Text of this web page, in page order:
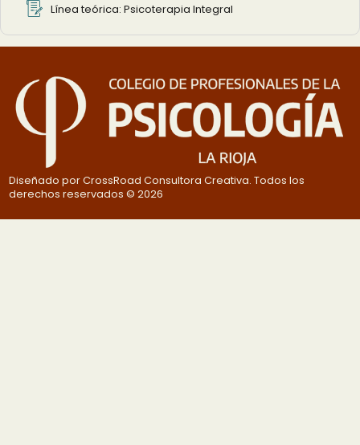
Línea teórica: Psicoterapia Integral
Diseñado por CrossRoad Consultora Creativa. Todos los
derechos reservados © 2026